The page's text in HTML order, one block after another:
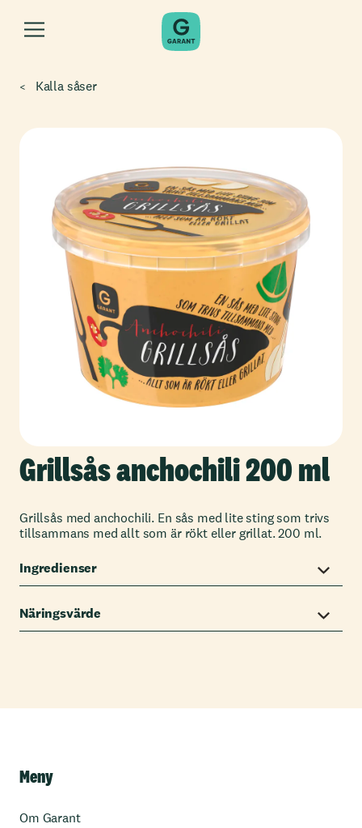
Kalla såser
Grillsås anchochili 200 ml
Grillsås med anchochili. En sås med lite sting som trivs
tillsammans med allt som är rökt eller grillat. 200 ml.
Ingredienser
Näringsvärde
Meny
Om Garant